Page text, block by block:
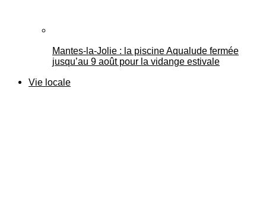
Mantes-la-Jolie : la piscine Aqualude fermée
jusqu’au 9 août pour la vidange estivale
Vie locale